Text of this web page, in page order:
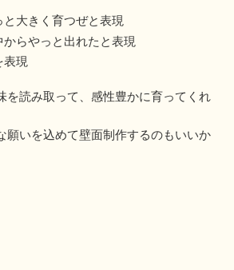
大きく育つぜと表現
らやっと出れたと表現
表現
を読み取って、感性豊かに育ってくれ
願いを込めて壁面制作するのもいいか